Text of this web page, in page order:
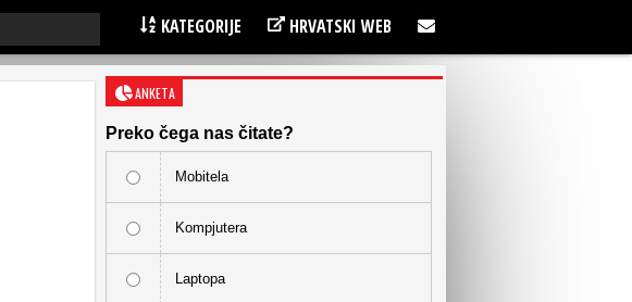
KATEGORIJE HRVATSKI WEB
ANKETA
Preko čega nas čitate?
Mobitela
Kompjutera
Laptopa